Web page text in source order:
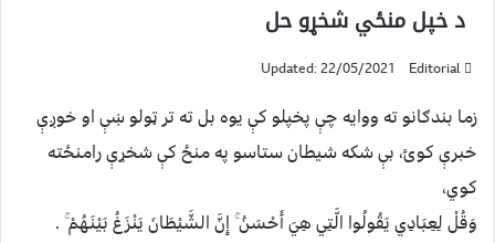
د خپل منځي شخړو حل
Editorial
Updated: 22/05/2021
زما بندګانو ته ووایه چې پخپلو کې یوه بل ته تر ټولو ښې او خوږې
خبرې کوئ، بې شکه شیطان ستاسو په منځ کې شخړې رامنځته
کوي،
وَقُلْ لِعِبَادِي يَقُولُوا الَّتِي هِيَ أَحْسَنُ ۚ إِنَّ الشَّيْطَانَ يَنْزَغُ بَيْنَهُمْ ۚ .